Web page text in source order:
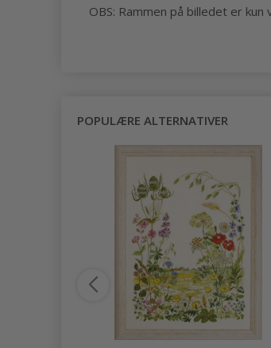
OBS: Rammen på billedet er
POPULÆRE ALTERNATIVER